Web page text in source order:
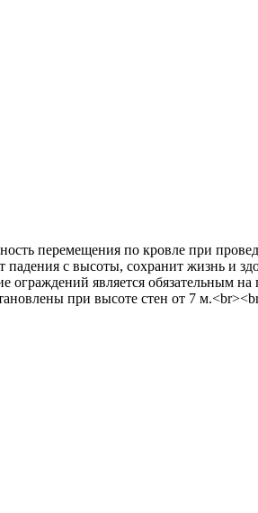
перемещения по кровле при
с высоты, сохранит жизнь и
является обязательным
при высоте стен от 7